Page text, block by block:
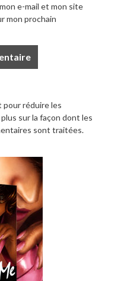
e-mail et mon site
mon prochain
réduire les
sur la façon dont les
sont traitées.